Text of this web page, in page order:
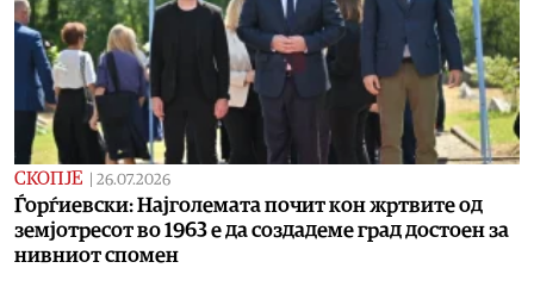
СКОПЈЕ | 26.07.2026
Ѓорѓиевски: Најголемата почит кон жртвите од
земјотресот во 1963 е да создадеме град достоен за
нивниот спомен